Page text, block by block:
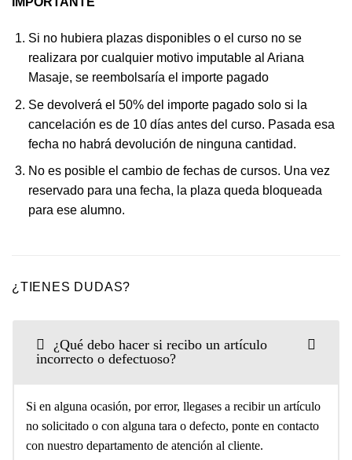
Si no hubiera plazas disponibles o el curso no se
realizara por cualquier motivo imputable al Ariana
Masaje, se reembolsaría el importe pagado
Se devolverá el 50% del importe pagado solo si la
cancelación es de 10 días antes del curso. Pasada esa
fecha no habrá devolución de ninguna cantidad.
No es posible el cambio de fechas de cursos. Una vez
reservado para una fecha, la plaza queda bloqueada
para ese alumno.
¿TIENES DUDAS?
¿Qué debo hacer si recibo un artículo
incorrecto o defectuoso?
Si en alguna ocasión, por error, llegases a recibir un artículo
no solicitado o con alguna tara o defecto, ponte en contacto
con nuestro departamento de atención al cliente.